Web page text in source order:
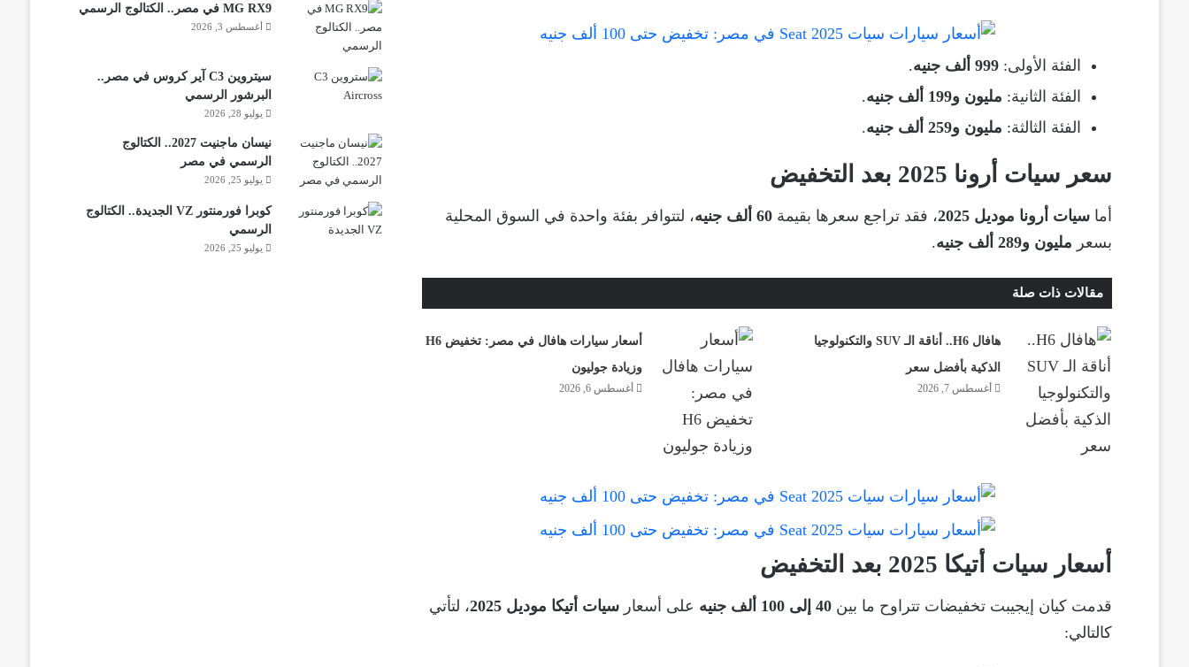
الفئة الأولى: 999 ألف جنيه
.
الفئة الثانية: مليون و199 ألف جنيه
.
الفئة الثالثة: مليون و259 ألف جنيه .
سعر سيات أرونا 2025 بعد التخفيض
أما سيات أرونا موديل 2025 ، فقد تراجع سعرها بقيمة 60 ألف جنيه
، لتتوافر بفئة واحدة في السوق المحلية
بسعر مليون و289 ألف جنيه .
مقالات ذات صلة
هافال H6.. أناقة الـ SUV والتكنولوجيا
الذكية بأفضل سعر
أغسطس 7, 2026
أسعار سيارات هافال في مصر: تخفيض H6
وزيادة جوليون
أغسطس 6, 2026
أسعار سيات أتيكا 2025 بعد التخفيض
قدمت كيان إيجيبت تخفيضات تتراوح ما بين 40 إلى 100 ألف جنيه على أسعار سيات أتيكا موديل 2025
، لتأتي
كالتالي:
MG RX9 في مصر.. الكتالوج الرسمي
أغسطس 3, 2026
سيتروين C3 آير كروس في مصر..
البرشور الرسمي
يوليو 28, 2026
نيسان ماجنيت 2027.. الكتالوج
الرسمي في مصر
يوليو 25, 2026
كوبرا فورمنتور VZ الجديدة.. الكتالوج
الرسمي
يوليو 25, 2026